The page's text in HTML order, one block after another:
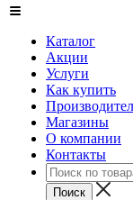
Каталог
Акции
Услуги
Как купить
Магазины
О компании
Контакты